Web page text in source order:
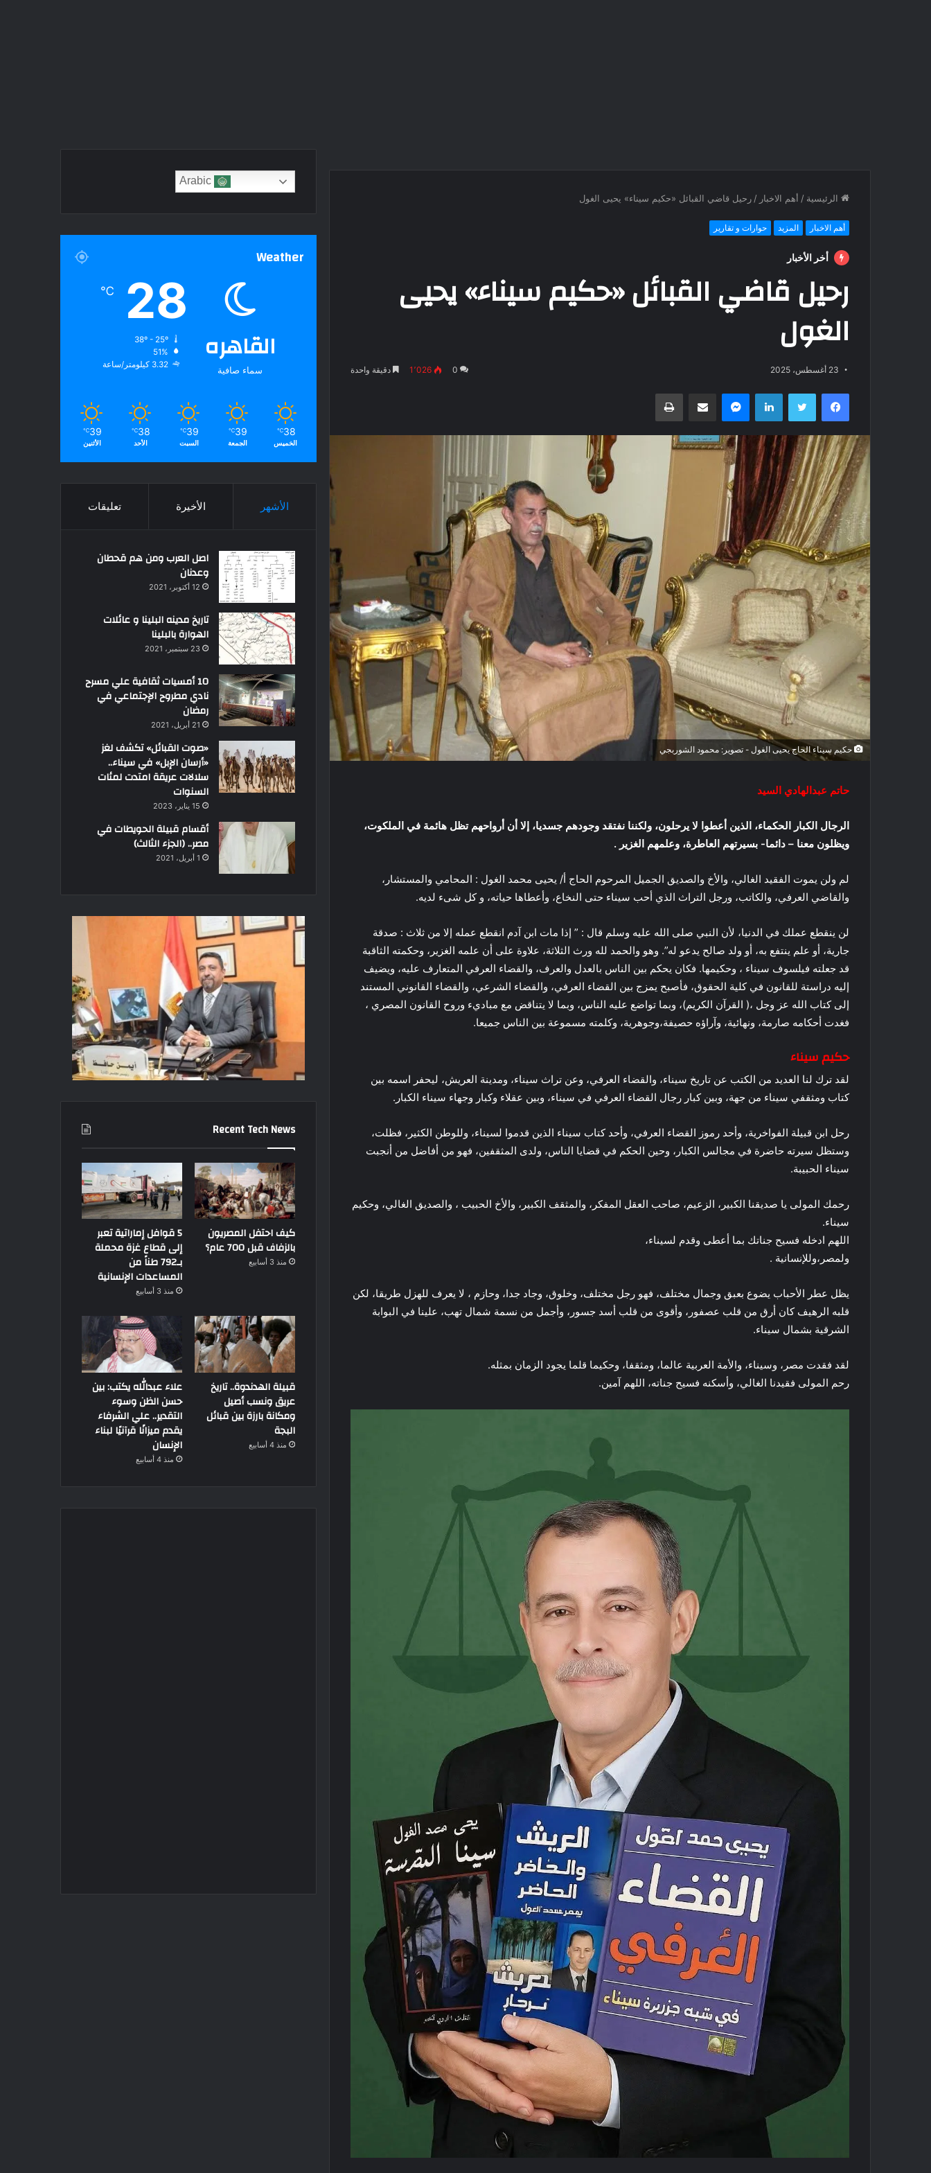
الرئيسية / أهم الاخبار / رحيل قاضي القبائل «حكيم سيناء» يحيى الغول
أهم الاخبار المزيد حوارات و تقارير
أخر الأخبار
رحيل قاضي القبائل «حكيم سيناء» يحيى
الغول
23 أغسطس، 2025 0 1٬026 دقيقة واحدة
فيسبوك تويتر لينكدإن ماسنجر مشاركة عبر البريد طباعة
حكيم سيناء الحاج يحيى الغول - تصوير: محمود الشوربجي
حاتم عبدالهادي السيد
الرجال الكبار الحكماء، الذين أعطوا لا يرحلون، ولكننا نفتقد وجودهم جسديا، إلا أن أرواحهم تظل هائمة في الملكوت،
ويظلون معنا – دائما- بسيرتهم العاطرة، وعلمهم الغزير .
لم ولن يموت الفقيد الغالي، والأخ والصديق الجميل المرحوم الحاج أ/ يحيى محمد الغول : المحامي والمستشار،
والقاضي العرفي، والكاتب، ورجل التراث الذي أحب سيناء حتى النخاع، وأعطاها حياته، و كل شىء لديه.
لن ينقطع عملك في الدنيا، لأن النبي صلى الله عليه وسلم قال : ” إذا مات ابن آدم انقطع عمله إلا من ثلاث : صدقة
جارية، أو علم ينتفع به، أو ولد صالح يدعو له”. وهو والحمد لله ورث الثلاثة، علاوة على أن علمه الغزير، وحكمته الثاقبة
قد جعلته فيلسوف سيناء ، وحكيمها. فكان يحكم بين الناس بالعدل والعرف، والقضاء العرفي المتعارف عليه، ويضيف
إليه دراستة للقانون في كلية الحقوق، فأصبح يمزج بين القضاء العرفي، والقضاء الشرعي، والقضاء القانوني المستند
إلى كتاب الله عز وجل ،( القرآن الكريم)، وبما تواضع عليه الناس، وبما لا يتناقض مع مباديء وروح القانون المصري ،
فغدت أحكامه صارمة، ونهائية، وآراؤه حصيفة،وجوهرية، وكلمته مسموعة بين الناس جميعا.
حكيم سيناء
لقد ترك لنا العديد من الكتب عن تاريخ سيناء، والقضاء العرفي، وعن تراث سيناء، ومدينة العريش، ليحفر اسمه بين
كتاب ومثقفي سيناء من جهة، وبين كبار رجال القضاء العرفي في سيناء، وبين عقلاء وكبار وجهاء سيناء الكبار.
رحل ابن قبيلة الفواخرية، وأحد رموز القضاء العرفي، وأحد كتاب سيناء الذين قدموا لسيناء، وللوطن الكثير، فظلت،
وستظل سيرته حاضرة في مجالس الكبار، وحين الحكم في قضايا الناس، ولدى المثقفين، فهو من أفاضل من أنجبت
سيناء الحبيبة.
رحمك المولى يا صديقنا الكبير، الزعيم، صاحب العقل المفكر، والمثقف الكبير، والأخ الحبيب ، والصديق الغالي، وحكيم
سيناء.
اللهم ادخله فسيح جناتك بما أعطى وقدم لسيناء،
ولمصر،وللإنسانية .
يظل عطر الأحباب يضوع بعبق وجمال مختلف، فهو رجل مختلف، وخلوق، وجاد جدا، وحازم ، لا يعرف للهزل طريقا، لكن
قلبه الرهيف كان أرق من قلب عصفور، وأقوى من قلب أسد جسور، وأجمل من نسمة شمال تهب، علينا في البوابة
الشرقية بشمال سيناء.
لقد فقدت مصر، وسيناء، والأمة العربية عالما، ومثقفا، وحكيما قلما يجود الزمان بمثله.
رحم المولى فقيدنا الغالي، وأسكنه فسيح جناته، اللهم آمين.
Arabic
Weather
القاهره
سماء صافية
28
℃
51%
3.32 كيلومتر/ساعة
38
℃
الخميس
39
℃
الجمعة
39
℃
السبت
38
℃
الأحد
39
℃
الأثنين
الأشهر الأخيرة تعليقات
اصل العرب ومن هم قحطان
وعدنان
12 أكتوبر، 2021
تاريخ مدينه البلينا و عائلات
الهوارة بالبلينا
23 سبتمبر، 2021
10 أمسيات ثقافية علي مسرح
نادي مطروح الإجتماعي في
رمضان
21 أبريل، 2021
«صوت القبائل» تكشف لغز
«أرسان الإبل» في سيناء..
سلالات عريقة امتدت لمئات
السنوات
15 يناير، 2023
أقسام قبيلة الحويطات في
مصر.. (الجزء الثالث)
1 أبريل، 2021
Recent Tech News
كيف احتفل المصريون
بالزفاف قبل 700 عام؟
منذ 3 أسابيع
5 قوافل إماراتية تعبر
إلى قطاع غزة محملة
بـ792 طناً من
المساعدات الإنسانية
منذ 3 أسابيع
قبيلة الهدندوة.. تاريخ
عريق ونسب أصيل
ومكانة بارزة بين قبائل
البجة
منذ 4 أسابيع
علاء عبدالله يكتب: بين
حسن الظن وسوء
التقدير.. علي الشرفاء
يقدم ميزانًا قرآنيًا لبناء
الإنسان
منذ 4 أسابيع